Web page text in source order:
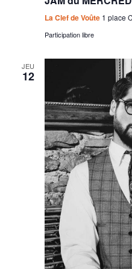
La Clef de Voûte 1 place
Participation libre
JEU
12